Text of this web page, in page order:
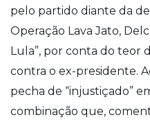
pelo partido diante da
Operação Lava Jato,
Lula”, por conta do teor
contra o ex-presidente.
pecha de “injustiçado”
combinação que,